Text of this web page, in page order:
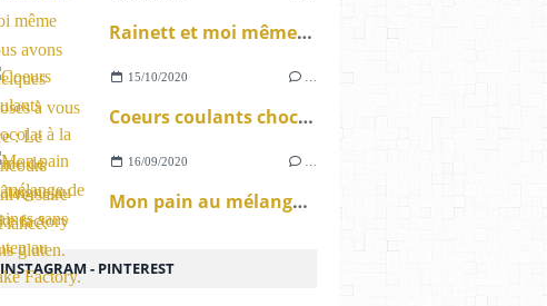
Rainett et moi même nous avons quelques choses à vous dire : Le concours anniversaire est lancé.
15/10/2020
Coeurs coulants chocolat à la farine de châtaigne au cake factory sans gluten.
16/09/2020
Mon pain au mélange de graines sans gluten au Cake Factory.
INSTAGRAM - PINTEREST